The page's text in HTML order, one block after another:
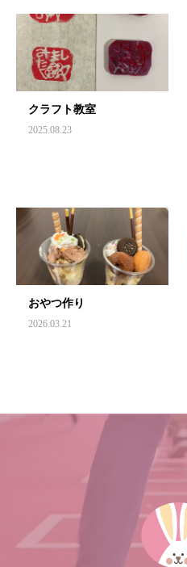
クラフト教室
2025.08.23
おやつ作り
2026.03.21